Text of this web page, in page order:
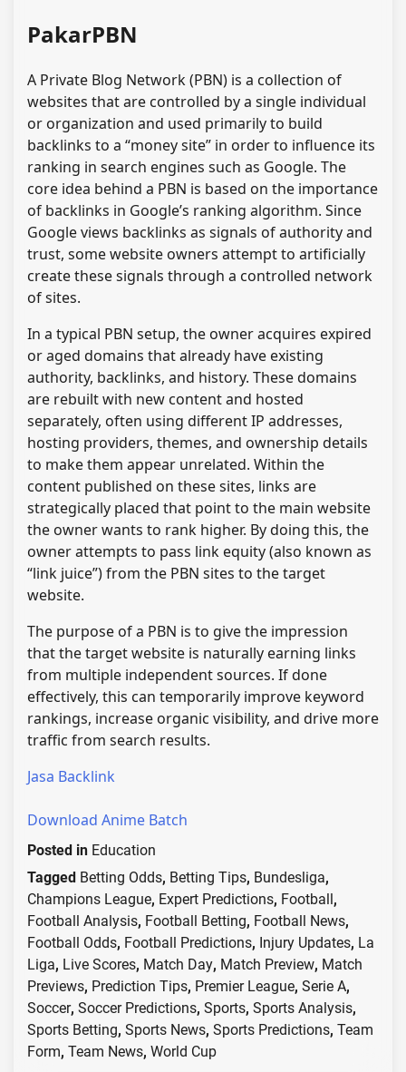
PakarPBN
A Private Blog Network (PBN) is a collection of
websites that are controlled by a single individual
or organization and used primarily to build
backlinks to a “money site” in order to influence its
ranking in search engines such as Google. The
core idea behind a PBN is based on the importance
of backlinks in Google’s ranking algorithm. Since
Google views backlinks as signals of authority and
trust, some website owners attempt to artificially
create these signals through a controlled network
of sites.
In a typical PBN setup, the owner acquires expired
or aged domains that already have existing
authority, backlinks, and history. These domains
are rebuilt with new content and hosted
separately, often using different IP addresses,
hosting providers, themes, and ownership details
to make them appear unrelated. Within the
content published on these sites, links are
strategically placed that point to the main website
the owner wants to rank higher. By doing this, the
owner attempts to pass link equity (also known as
“link juice”) from the PBN sites to the target
website.
The purpose of a PBN is to give the impression
that the target website is naturally earning links
from multiple independent sources. If done
effectively, this can temporarily improve keyword
rankings, increase organic visibility, and drive more
traffic from search results.
Jasa Backlink
Download Anime Batch
Posted in Education
Tagged Betting Odds, Betting Tips, Bundesliga,
Champions League, Expert Predictions, Football,
Football Analysis, Football Betting, Football News,
Football Odds, Football Predictions, Injury Updates, La
Liga, Live Scores, Match Day, Match Preview, Match
Previews, Prediction Tips, Premier League, Serie A,
Soccer, Soccer Predictions, Sports, Sports Analysis,
Sports Betting, Sports News, Sports Predictions, Team
Form, Team News, World Cup